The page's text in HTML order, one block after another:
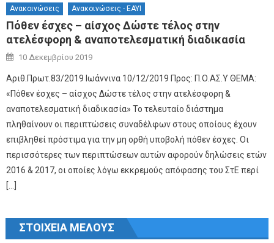
Ανακοινώσεις Ανακοινώσεις - ΕΑΥΙ
Πόθεν έσχες – αίσχος Δώστε τέλος στην
ατελέσφορη & αναποτελεσματική διαδικασία
Posted on
10 Δεκεμβρίου 2019
Αριθ.Πρωτ.83/2019 Ιωάννινα 10/12/2019 Προς: Π.Ο.ΑΣ.Υ ΘΕΜΑ:
«Πόθεν έσχες – αίσχος Δώστε τέλος στην ατελέσφορη &
αναποτελεσματική διαδικασία» Το τελευταίο διάστημα
πληθαίνουν οι περιπτώσεις συναδέλφων στους οποίους έχουν
επιβληθεί πρόστιμα για την μη ορθή υποβολή πόθεν έσχες. Οι
περισσότερες των περιπτώσεων αυτών αφορούν δηλώσεις ετών
2016 & 2017, οι οποίες λόγω εκκρεμούς απόφασης του ΣτΕ περί
[…]
ΣΤΟΙΧΕΙΑ ΜΕΛΟΥΣ